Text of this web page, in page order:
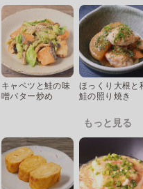
キャベツと鮭の味
噌バター炒め
ほっくり大根と
鮭の照り焼き
もっと見る